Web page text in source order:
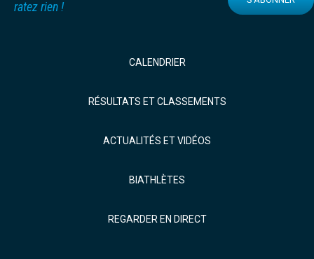
ratez rien !
CALENDRIER
RÉSULTATS ET CLASSEMENTS
ACTUALITÉS ET VIDÉOS
BIATHLÈTES
REGARDER EN DIRECT